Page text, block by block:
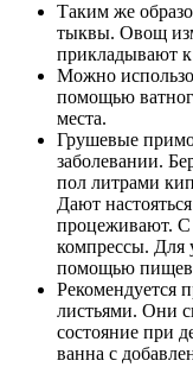
Таким же
тыквы. Овощ
прикладывают
Можно
помощью
места.
Грушевые
заболевании.
пол литрами
Дают
процеживают. С
компрессы. Для
помощью
Рекомендуется
листьями. Они
состояние при
ванна с